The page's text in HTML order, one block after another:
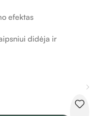
efektas
didėja ir